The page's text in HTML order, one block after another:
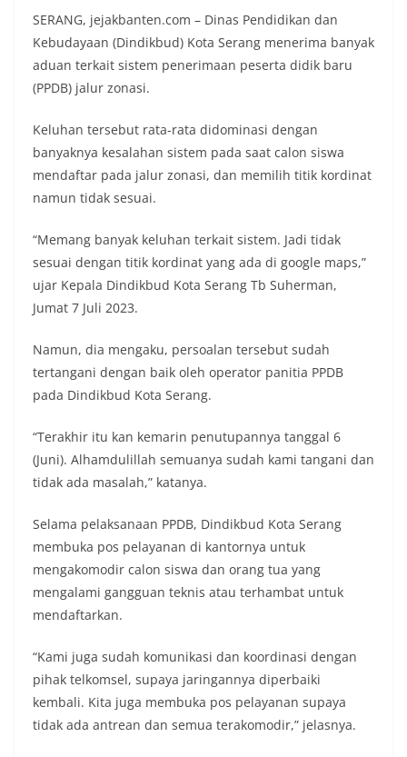
SERANG, jejakbanten.com – Dinas Pendidikan dan
Kebudayaan (Dindikbud) Kota Serang menerima banyak
aduan terkait sistem penerimaan peserta didik baru
(PPDB) jalur zonasi.
Keluhan tersebut rata-rata didominasi dengan
banyaknya kesalahan sistem pada saat calon siswa
mendaftar pada jalur zonasi, dan memilih titik kordinat
namun tidak sesuai.
“Memang banyak keluhan terkait sistem. Jadi tidak
sesuai dengan titik kordinat yang ada di google maps,”
ujar Kepala Dindikbud Kota Serang Tb Suherman,
Jumat 7 Juli 2023.
Namun, dia mengaku, persoalan tersebut sudah
tertangani dengan baik oleh operator panitia PPDB
pada Dindikbud Kota Serang.
“Terakhir itu kan kemarin penutupannya tanggal 6
(Juni). Alhamdulillah semuanya sudah kami tangani dan
tidak ada masalah,” katanya.
Selama pelaksanaan PPDB, Dindikbud Kota Serang
membuka pos pelayanan di kantornya untuk
mengakomodir calon siswa dan orang tua yang
mengalami gangguan teknis atau terhambat untuk
mendaftarkan.
“Kami juga sudah komunikasi dan koordinasi dengan
pihak telkomsel, supaya jaringannya diperbaiki
kembali. Kita juga membuka pos pelayanan supaya
tidak ada antrean dan semua terakomodir,” jelasnya.